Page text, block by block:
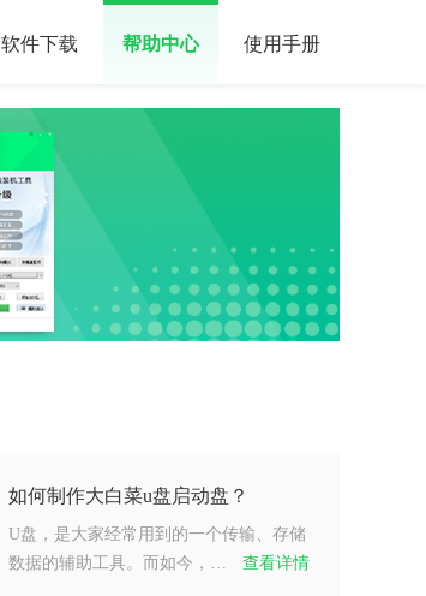
软件下载 帮助中心 使用手册
如何制作大白菜u盘启动盘？
U盘，是大家经常用到的一个传输、存储
数据的辅助工具。而如今，…
查看详情